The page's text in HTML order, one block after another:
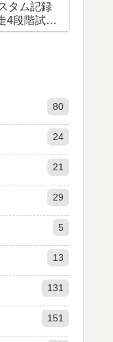
タム記録
4段階試行
80
24
21
29
5
13
131
151